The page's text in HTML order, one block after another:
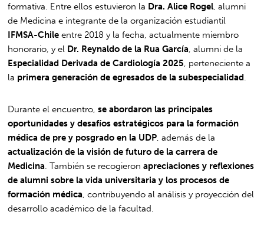
formativa. Entre ellos estuvieron la Dra. Alice Rogel , alumni
de Medicina e integrante de la organización estudiantil
IFMSA-Chile entre 2018 y la fecha, actualmente miembro
honorario, y el Dr. Reynaldo de la Rua García , alumni de la
Especialidad Derivada de Cardiología 2025 , perteneciente a
la primera generación de egresados de la subespecialidad
Durante el encuentro,se abordaron las principales
oportunidades y desafíos estratégicos para la formación
médica de pre y posgrado en la UDP , además de la
actualización de la visión de futuro de la carrera de
Medicina . También se recogieronapreciaciones y reflexiones
de alumni sobre la vida universitaria y los procesos de
formación médica , contribuyendo al análisis y proyección del
desarrollo académico de la facultad.